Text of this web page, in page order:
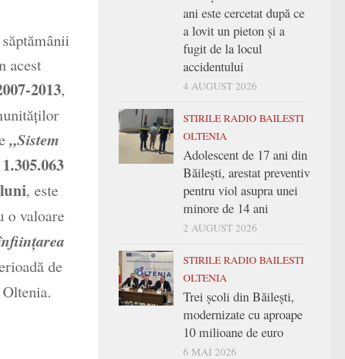
acest
2013,
„Sistem
1.305.063
, este
o valoare
de
ani este cercetat după ce
a lovit un pieton și a
fugit de la locul
accidentului
4 AUGUST 2026
STIRILE RADIO BAILESTI
OLTENIA
Adolescent de 17 ani din
Băilești, arestat preventiv
pentru viol asupra unei
minore de 14 ani
2 AUGUST 2026
STIRILE RADIO BAILESTI
OLTENIA
Trei şcoli din Băileşti,
modernizate cu aproape
10 milioane de euro
6 MAI 2026